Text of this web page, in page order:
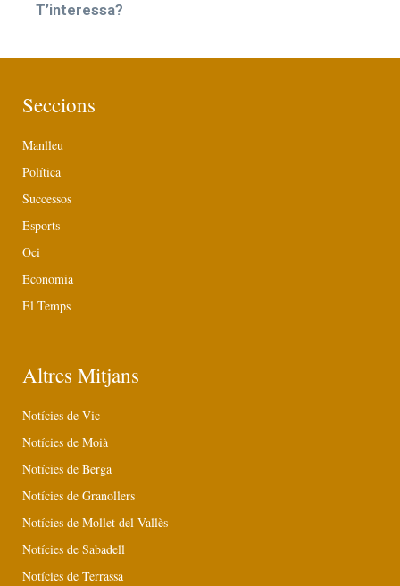
T’interessa?
Seccions
Manlleu
Política
Successos
Esports
Oci
Economia
El Temps
Altres Mitjans
Notícies de Vic
Notícies de Moià
Notícies de Berga
Notícies de Granollers
Notícies de Mollet del Vallès
Notícies de Sabadell
Notícies de Terrassa